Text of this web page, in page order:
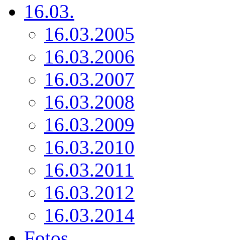
16.03.
16.03.2005
16.03.2006
16.03.2007
16.03.2008
16.03.2009
16.03.2010
16.03.2011
16.03.2012
16.03.2014